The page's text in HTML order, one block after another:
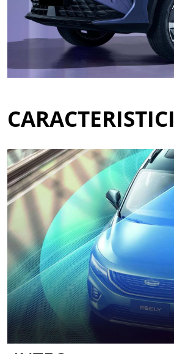
CARACTERISTICI